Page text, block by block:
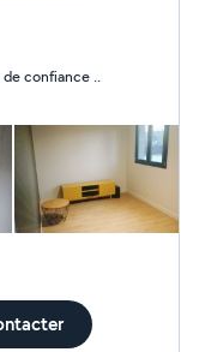
du détail, et
que je sais pas
à laisser vos
je suis limité à
de confiance ..